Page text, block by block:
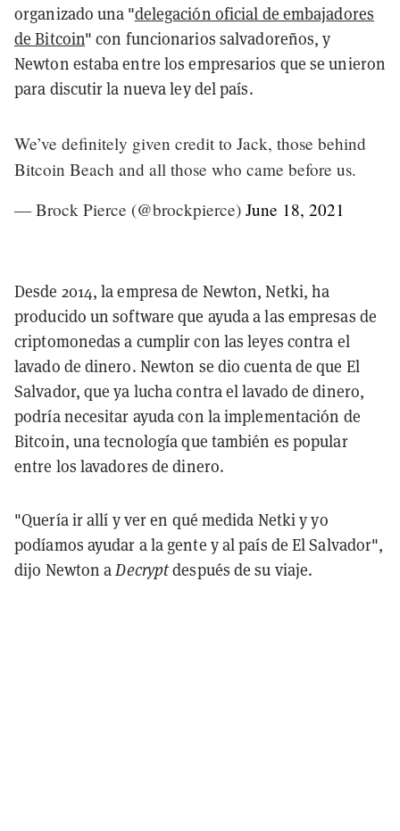
organizado una "delegación oficial de embajadores
de Bitcoin" con funcionarios salvadoreños, y
Newton estaba entre los empresarios que se unieron
para discutir la nueva ley del país.
We’ve definitely given credit to Jack, those behind
Bitcoin Beach and all those who came before us.
— Brock Pierce (@brockpierce) June 18, 2021
Desde 2014, la empresa de Newton, Netki, ha
producido un software que ayuda a las empresas de
criptomonedas a cumplir con las leyes contra el
lavado de dinero. Newton se dio cuenta de que El
Salvador, que ya lucha contra el lavado de dinero,
podría necesitar ayuda con la implementación de
Bitcoin, una tecnología que también es popular
entre los lavadores de dinero.
"Quería ir allí y ver en qué medida Netki y yo
podíamos ayudar a la gente y al país de El Salvador",
dijo Newton aDecryptdespués de su viaje.